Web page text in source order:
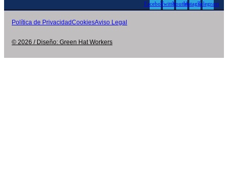
FacebookTwitterYoutubeInstagramTelegram
Política de PrivacidadCookiesAviso Legal
© 2026 / Diseño: Green Hat Workers